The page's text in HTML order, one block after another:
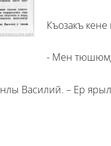
Къозакъ
- Мен
Василий. – Ер